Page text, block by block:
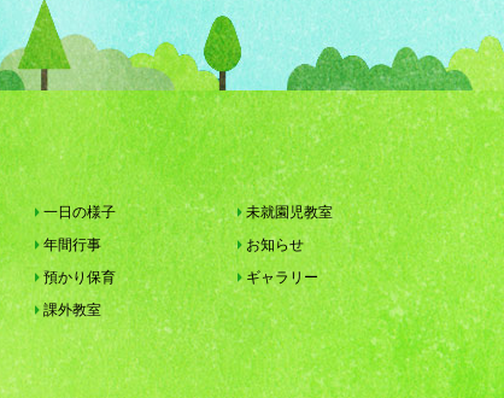
一日の様子
年間行事
預かり保育
課外教室
未就園児教室
お知らせ
ギャラリー